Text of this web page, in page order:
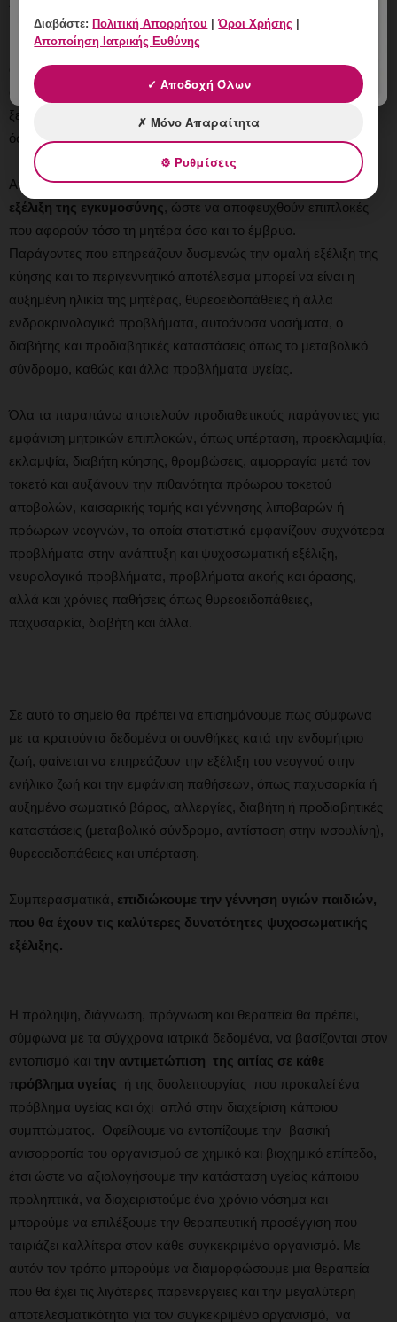
γονιμότητααφορά το ζεύγος, συνεπώς η διερεύνηση και
αντιμετώπιση της υπογονιμότητας θα πρέπει να
συμπεριλαμβάνει και τον άντρα και τη γυναίκα, προκειμένου να
ξεπεραστούν παράγοντες που εμποδίζουν τόσο τη σύλληψη,
όσο και την ομαλή εξέλιξη της εγκυμοσύνης.
Από τη στιγμή της επίτευξης κύησης, στόχος είναι ηομαλή
εξέλιξη της εγκυμοσύνης , ώστε να αποφευχθούν επιπλοκές
που αφορούν τόσο τη μητέρα όσο και το έμβρυο.
Παράγοντες που επηρεάζουν δυσμενώς την ομαλή εξέλιξη της
κύησης και το περιγεννητικό αποτέλεσμα μπορεί να είναι η
αυξημένη ηλικία της μητέρας, θυρεοειδοπάθειες ή άλλα
ενδροκρινολογικά προβλήματα, αυτοάνοσα νοσήματα, ο
διαβήτης και προδιαβητικές καταστάσεις όπως το μεταβολικό
σύνδρομο, καθώς και άλλα προβλήματα υγείας.
Όλα τα παραπάνω αποτελούν προδιαθετικούς παράγοντες για
εμφάνιση μητρικών επιπλοκών, όπως υπέρταση, προεκλαμψία,
εκλαμψία, διαβήτη κύησης, θρομβώσεις, αιμορραγία μετά τον
τοκετό και αυξάνουν την πιθανότητα πρόωρου τοκετού
αποβολών, καισαρικής τομής και γέννησης λιποβαρών ή
πρόωρων νεογνών, τα οποία στατιστικά εμφανίζουν συχνότερα
προβλήματα στην ανάπτυξη και ψυχοσωματική εξέλιξη,
νευρολογικά προβλήματα, προβλήματα ακοής και όρασης,
αλλά και χρόνιες παθήσεις όπως θυρεοειδοπάθειες,
παχυσαρκία, διαβήτη και άλλα.
Σε αυτό το σημείο θα πρέπει να επισημάνουμε πως σύμφωνα
με τα κρατούντα δεδομένα οι συνθήκες κατά την ενδομήτριο
ζωή, φαίνεται να επηρεάζουν την εξέλιξη του νεογνού στην
ενήλικο ζωή και την εμφάνιση παθήσεων, όπως παχυσαρκία ή
αυξημένο σωματικό βάρος, αλλεργίες, διαβήτη ή προδιαβητικές
καταστάσεις (μεταβολικό σύνδρομο, αντίσταση στην ινσουλίνη),
θυρεοειδοπάθειες και υπέρταση.
Συμπερασματικά, επιδιώκουμε την γέννηση υγιών παιδιών,
που θα έχουν τις καλύτερες δυνατότητες ψυχοσωματικής
εξέλιξης.
Η πρόληψη, διάγνωση, πρόγνωση και θεραπεία θα πρέπει,
σύμφωνα με τα σύγχρονα ιατρικά δεδομένα, να βασίζονται στον
εντοπισμό και την αντιμετώπιση της αιτίας σε κάθε
πρόβλημα υγείας
ή της δυσλειτουργίας που προκαλεί ένα
πρόβλημα υγείας και όχι απλά στην διαχείριση κάποιου
συμπτώματος. Οφείλουμε να εντοπίζουμε την βασική
ανισορροπία του οργανισμού σε χημικό και βιοχημικό επίπεδο,
έτσι ώστε να αξιολογήσουμε την κατάσταση υγείας κάποιου
προληπτικά, να διαχειριστούμε ένα χρόνιο νόσημα και
μπορούμε να επιλέξουμε την θεραπευτική προσέγγιση που
ταιριάζει καλλίτερα στον κάθε συγκεκριμένο οργανισμό. Με
αυτόν τον τρόπο μπορούμε να διαμορφώσουμε μια θεραπεία
που θα έχει τις λιγότερες παρενέργειες και την μεγαλύτερη
αποτελεσματικότητα για τον συγκεκριμένο οργανισμό, να
Διαβάστε:Πολιτική Απορρήτου |Όροι Χρήσης |
Αποποίηση Ιατρικής Ευθύνης
✓ Αποδοχή Όλων
✗ Μόνο Απαραίτητα
⚙ Ρυθμίσεις